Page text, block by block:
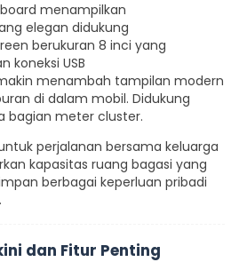
menampilkan
elegan didukung
berukuran 8 inci yang
koneksi USB
menambah tampilan modern
di dalam mobil. Didukung
bagian meter cluster.
perjalanan bersama keluarga
kapasitas ruang bagasi yang
berbagai keperluan pribadi
dan Fitur Penting